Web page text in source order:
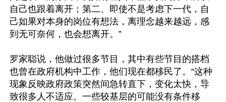
自己也跟着离开；第二、即使不是考虑下一代，自
己如果对本身的岗位有想法，离理念越来越远，感
到无可奈何，也会想离开。”
罗家聪说，他做过很多节目，其中有些节目的搭档
也曾在政府机构中工作，他们现在都移民了。“这种
现象反映政府政策突然间急转直下，变化太快，导
致很多人不适应。一些较基层的可能没有条件移